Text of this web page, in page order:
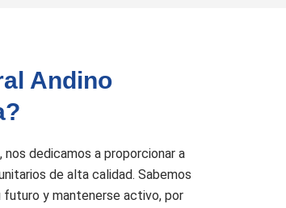
Andino
, nos dedicamos a proporcionar a
de alta calidad. Sabemos
futuro y mantenerse activo, por